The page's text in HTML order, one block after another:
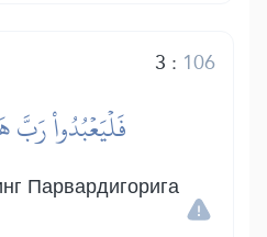
3 : 106
فَلۡيَعۡبُدُواْ رَبَّ
Парвардигорига